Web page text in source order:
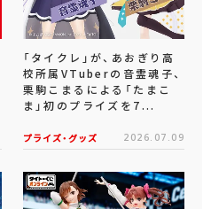
「タイクレ」が、あおぎり高
校所属VTuberの音霊魂子、
栗駒こまるによる「たまこ
ま」初のプライズを7...
プライズ・グッズ 2026.07.09